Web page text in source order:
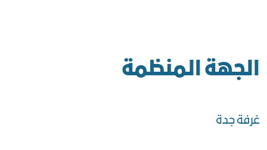
الجهة المنظمة
غرفة جدة